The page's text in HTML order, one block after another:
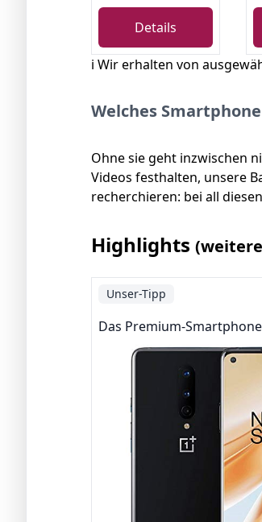
Details
ℹ️ Wir erhalten von
Welches
Ohne sie geht inzwischen
Videos festhalten, unsere
recherchieren: bei all
Highlights
Unser-Tipp
Das Premium-Smartphone